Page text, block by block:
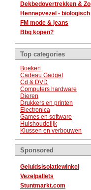
Dekbedovertrekken & Zo
Hennepvezel - biologisch
FM mode & jeans
Bbq kopen?
Top categories
Boeken
Cadeau Gadget
Cd & DVD
Computers hardware
Dieren
Drukkers en printen
Electronica
Games en software
Huishoudelijk
Klussen en verbouwen
Sponsored
Geluidsisolatiewinkel
Vezelpallets
Stuntmarkt.com